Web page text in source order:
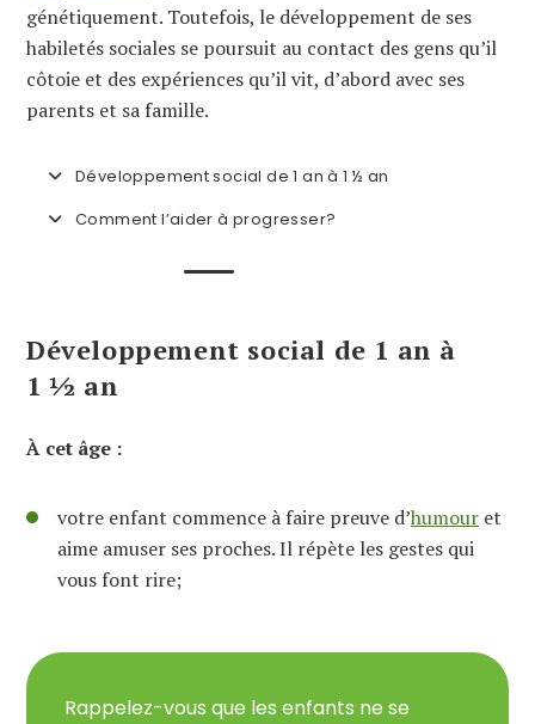
génétiquement. Toutefois, le développement de ses
habiletés sociales se poursuit au contact des gens qu’il
côtoie et des expériences qu’il vit, d’abord avec ses
parents et sa famille.
Développement social de 1 an à 1 ½ an
Comment l’aider à progresser?
Développement social de 1 an à
1 ½ an
À cet âge :
votre enfant commence à faire preuve d’humour et
aime amuser ses proches.Il répète les gestes qui
vous font rire;
Rappelez-vous que les enfants ne se